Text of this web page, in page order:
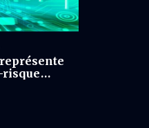
risque